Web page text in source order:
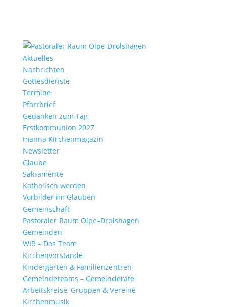
Aktu­elles
Nach­richten
Gottes­dienste
Termine
Pfarr­brief
Gedanken zum Tag
Erst­kom­mu­nion 2027
manna Kirchen­ma­gazin
News­letter
Glaube
Sakra­mente
Katho­lisch werden
Vorbilder im Glauben
Gemein­schaft
Pasto­raler Raum Olpe–Drolshagen
Gemeinden
WIR – Das Team
Kirchen­vor­stände
Kinder­gärten & Familienzentren
Gemein­de­teams – Gemeinderäte
Arbeits­kreise, Gruppen & Vereine
Kirchen­musik